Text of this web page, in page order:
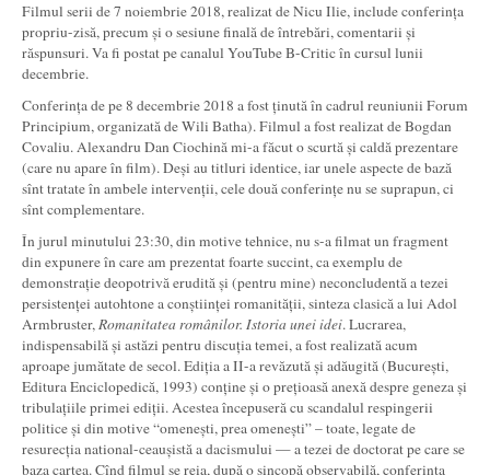
Filmul serii de 7 noiembrie 2018, realizat de Nicu Ilie, include conferința
propriu-zisă, precum și o sesiune finală de întrebări, comentarii și
răspunsuri. Va fi postat pe canalul YouTube B-Critic în cursul lunii
decembrie.
Conferința de pe 8 decembrie 2018 a fost ținută în cadrul reuniunii Forum
Principium, organizată de Wili Batha). Filmul a fost realizat de Bogdan
Covaliu. Alexandru Dan Ciochină mi-a făcut o scurtă și caldă prezentare
(care nu apare în film). Deși au titluri identice, iar unele aspecte de bază
sînt tratate în ambele intervenții, cele două conferințe nu se suprapun, ci
sînt complementare.
În jurul minutului 23:30, din motive tehnice, nu s-a filmat un fragment
din expunere în care am prezentat foarte succint, ca exemplu de
demonstrație deopotrivă erudită și (pentru mine) neconcludentă a tezei
persistenței autohtone a conștiinței romanității, sinteza clasică a lui Adol
Armbruster,Romanitatea românilor. Istoria unei idei. Lucrarea,
indispensabilă și astăzi pentru discuția temei, a fost realizată acum
aproape jumătate de secol. Ediția a II-a revăzută și adăugită (București,
Editura Enciclopedică, 1993) conține și o prețioasă anexă despre geneza și
tribulațiile primei ediții. Acestea începuseră cu scandalul respingerii
politice și din motive “omenești, prea omenești” – toate, legate de
resurecția national-ceaușistă a dacismului — a tezei de doctorat pe care se
baza cartea. Cînd filmul se reia, după o sincopă observabilă, conferința